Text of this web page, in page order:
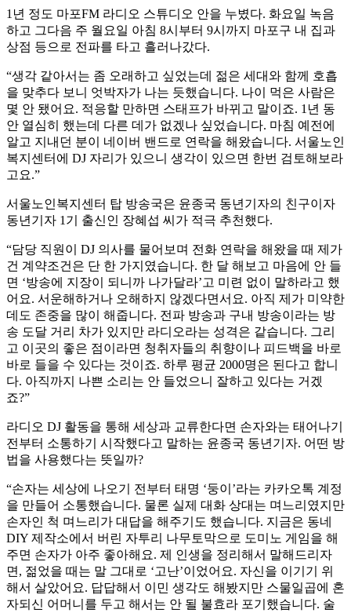
1년 정도 마포FM 라디오 스튜디오 안을 누볐다. 화요일 녹음
하고 그다음 주 월요일 아침 8시부터 9시까지 마포구 내 집과
상점 등으로 전파를 타고 흘러나갔다.
“생각 같아서는 좀 오래하고 싶었는데 젊은 세대와 함께 호흡
을 맞추다 보니 엇박자가 나는 듯했습니다. 나이 먹은 사람은
몇 안 됐어요. 적응할 만하면 스태프가 바뀌고 말이죠. 1년 동
안 열심히 했는데 다른 데가 없겠나 싶었습니다. 마침 예전에
알고 지내던 분이 네이버 밴드로 연락을 해왔습니다. 서울노인
복지센터에 DJ 자리가 있으니 생각이 있으면 한번 검토해보라
고요.”
서울노인복지센터 탑 방송국은 윤종국 동년기자의 친구이자
동년기자 1기 출신인 장혜섭 씨가 적극 추천했다.
“담당 직원이 DJ 의사를 물어보며 전화 연락을 해왔을 때 제가
건 계약조건은 단 한 가지였습니다. 한 달 해보고 마음에 안 들
면 ‘방송에 지장이 되니까 나가달라’고 미련 없이 말하라고 했
어요. 서운해하거나 오해하지 않겠다면서요. 아직 제가 미약한
데도 존중을 많이 해줍니다. 전파 방송과 구내 방송이라는 방
송 도달 거리 차가 있지만 라디오라는 성격은 같습니다. 그리
고 이곳의 좋은 점이라면 청취자들의 취향이나 피드백을 바로
바로 들을 수 있다는 것이죠. 하루 평균 2000명은 된다고 합니
다. 아직까지 나쁜 소리는 안 들었으니 잘하고 있다는 거겠
죠?”
라디오 DJ 활동을 통해 세상과 교류한다면 손자와는 태어나기
전부터 소통하기 시작했다고 말하는 윤종국 동년기자. 어떤 방
법을 사용했다는 뜻일까?
“손자는 세상에 나오기 전부터 태명 ‘둥이’라는 카카오톡 계정
을 만들어 소통했습니다. 물론 실제 대화 상대는 며느리였지만
손자인 척 며느리가 대답을 해주기도 했습니다. 지금은 동네
DIY 제작소에서 버린 자투리 나무토막으로 도미노 게임을 해
주면 손자가 아주 좋아해요. 제 인생을 정리해서 말해드리자
면, 젊었을 때는 말 그대로 ‘고난’이었어요. 자신을 이기기 위
해서 살았어요. 답답해서 이민 생각도 해봤지만 스물일곱에 혼
자되신 어머니를 두고 해서는 안 될 불효라 포기했습니다. 술